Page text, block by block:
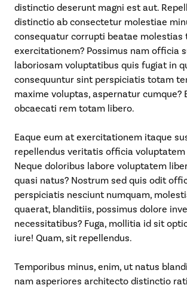
distinctio deserunt magni est aut.
distinctio ab consectetur molestiae
consequatur corrupti beatae molestias
exercitationem? Possimus nam officia
laboriosam voluptatibus quis fugiat in
consequuntur sint perspiciatis totam
maxime voluptas, aspernatur cumque?
obcaecati rem totam libero.
Eaque eum at exercitationem itaque
repellendus veritatis officia voluptatem
Neque doloribus labore voluptatem
quasi natus? Nostrum sed quis odit
perspiciatis nesciunt numquam,
quaerat, blanditiis, possimus dolore
necessitatibus? Fuga, mollitia id sit
iure! Quam, sit repellendus.
Temporibus minus, enim, ut natus
nam asperiores architecto distinctio